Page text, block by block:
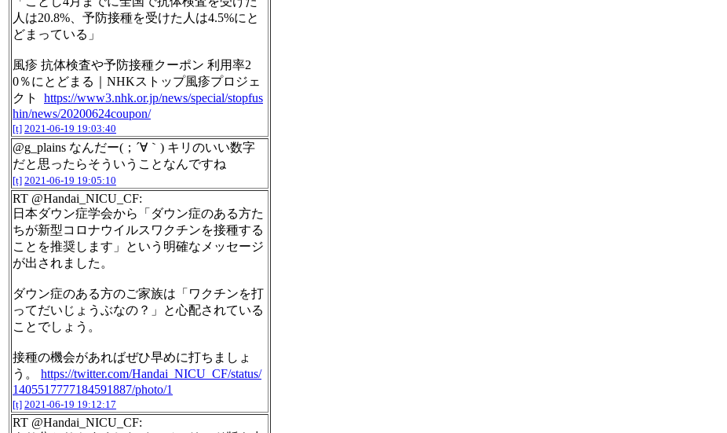
人は20.8%、予防接種を受けた人は4.5%にと
どまっている」
風疹 抗体検査や予防接種クーポン 利用率2
0％にとどまる｜NHKストップ風疹プロジェ
クト https://www3.nhk.or.jp/news/special/stopfus
hin/news/20200624coupon/
[t] 2021-06-19 19:03:40
@g_plains なんだー(；´∀｀) キリのいい数字
だと思ったらそういうことなんですね
[t] 2021-06-19 19:05:10
RT @Handai_NICU_CF:
日本ダウン症学会から「ダウン症のある方た
ちが新型コロナウイルスワクチンを接種する
ことを推奨します」という明確なメッセージ
が出されました。
ダウン症のある方のご家族は「ワクチンを打
ってだいじょうぶなの？」と心配されている
ことでしょう。
接種の機会があればぜひ早めに打ちましょ
う。 https://twitter.com/Handai_NICU_CF/status/
1405517777184591887/photo/1
[t] 2021-06-19 19:12:17
RT @Handai_NICU_CF: